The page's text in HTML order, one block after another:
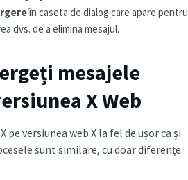
în caseta de dialog care apare pentru
dvs. de a elimina mesajul.
mesajele
X Web
pe versiunea web X la fel de ușor ca și
sunt similare, cu doar diferențe